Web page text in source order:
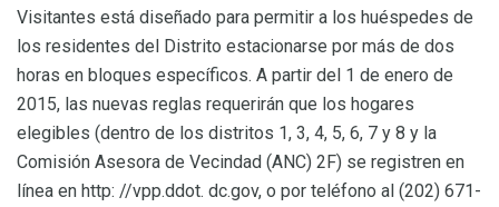
Visitantes está diseñado para permitir a los huéspedes de
los residentes del Distrito estacionarse por más de dos
horas en bloques específicos. A partir del 1 de enero de
2015, las nuevas reglas requerirán que los hogares
elegibles (dentro de los distritos 1, 3, 4, 5, 6, 7 y 8 y la
Comisión Asesora de Vecindad (ANC) 2F) se registren en
línea en http: //vpp.ddot. dc.gov, o por teléfono al (202) 671-